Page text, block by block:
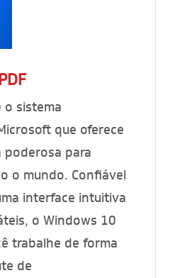
o sistema
que oferece
poderosa para
o mundo. Confiável
interface intuitiva
o Windows 10
trabalhe de forma
de